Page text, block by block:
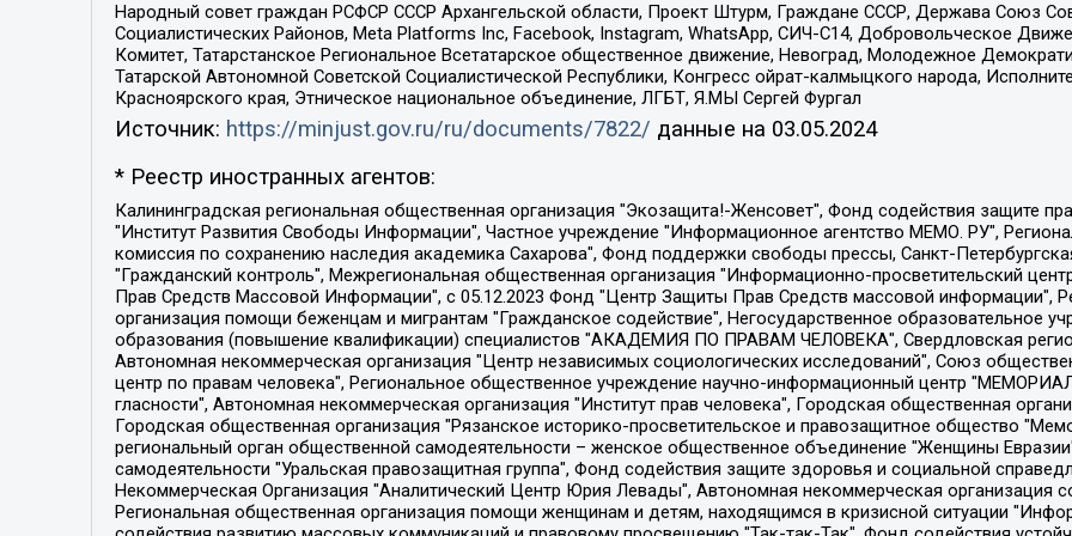
Народный совет граждан РСФСР СССР Архангельской области, Проект Штурм, Граждане СССР, Держава Союз
Социалистических Районов, Meta Platforms Inc, Facebook, Instagram, WhatsApp, СИЧ-С14, Добровольческое
Комитет, Татарстанское Региональное Всетатарское общественное движение, Невоград, Молодежное
Татарской Автономной Советской Социалистической Республики, Конгресс ойрат-калмыцкого народа,
Красноярского края, Этническое национальное объединение, ЛГБТ, Я.МЫ Сергей Фургал
Источник: https://minjust.gov.ru/ru/documents/7822/ данные на 03.05.2024
* Реестр иностранных агентов:
Калининградская региональная общественная организация "Экозащита!-Женсовет", Фонд содействия защите прав и свобод граждан "Общественный вердикт", Фонд "Институт Развития Свободы Информации", Частное учреждение "Информационное агентство МЕМО. РУ", Региональная общественная организация "Общественная комиссия по сохранению наследия академика Сахарова", Фонд поддержки свободы прессы, Санкт-Петербургская общественная правозащитная организация "Гражданский контроль", Межрегиональная общественная организация "Информационно-просветительский центр "Мемориал", Региональный Фонд "Центр Защиты Прав Средств Массовой Информации", с 05.12.2023 Фонд "Центр Защиты Прав Средств массовой информации", Региональная общественная благотворительная организация помощи беженцам и мигрантам "Гражданское содействие", Негосударственное образовательное учреждение дополнительного профессионального образования (повышение квалификации) специалистов "АКАДЕМИЯ ПО ПРАВАМ ЧЕЛОВЕКА", Свердловская региональная общественная организация "Сутяжник", Автономная некоммерческая организация "Центр независимых социологических исследований", Союз общественных объединений "Российский исследовательский центр по правам человека", Региональное общественное учреждение научно-информационный центр "МЕМОРИАЛ", Некоммерческая организация "Фонд защиты гласности", Автономная некоммерческая организация "Институт прав человека", Городская общественная организация "Екатеринбургское общество "МЕМОРИАЛ", Городская общественная организация "Рязанское историко-просветительское и правозащитное общество "Мемориал" (Рязанский Мемориал), Челябинский региональный орган общественной самодеятельности – женское общественное объединение "Женщины Евразии", Челябинский региональный орган общественной самодеятельности "Уральская правозащитная группа", Фонд содействия защите здоровья и социальной справедливости имени Андрея Рылькова, Автономная Некоммерческая Организация "Аналитический Центр Юрия Левады", Автономная некоммерческая организация социальной поддержки населения "Проект Апрель", Региональная общественная организация помощи женщинам и детям, находящимся в кризисной ситуации "Информационно-методический центр "Анна", Фонд содействия развитию массовых коммуникаций и правовому просвещению "Так-так-Так", Фонд содействия устойчивому развитию "Серебряная тайга", Свердловский региональный общественный фонд социальных проектов "Новое время", "Idel.Реалии", Кавказ.Реалии, Крым.Реалии, Телеканал Настоящее Время, Татаро-башкирская служба Радио Свобода (Azatliq Radiosi), Радио Свободная Европа/Радио Свобода (PCE/PC), "Сибирь.Реалии", "Фактограф", Благотворительный фонд помощи осужденным и их семьям, Автономная некоммерческая организация "Институт глобализации и социальных движений", Фонд "В защиту прав заключенных", Частное учреждение "Центр поддержки и содействия развитию средств массовой информации", Пензенский региональный общественный благотворительный фонд "Гражданский союз", "Север.Реалии", Некоммерческая организация Фонд "Правовая инициатива", Общество с ограниченной ответственностью "Радио Свободная Европа/Радио Свобода", Чешское информационное агентство "MEDIUM-ORIENT", Красноярская региональная общественная организация "Мы против СПИДа", Камалягин Денис Николаевич, Маркелов Сергей Евгеньевич, Пономарев Лев Александрович, Савицкая Людмила Алексеевна, Автономная некоммерческая организация "Центр по работе с проблемой насилия "НАСИЛИЮ.НЕТ", Межрегиональный профессиональный союз работников здравоохранения "Альянс врачей", Юридическое лицо, зарегистрированное в Латвийской Республике, SIA "Medusa Project" (регистрационный номер 40103797863, дата регистрации 10.06.2014), Некоммерческая организация "Фонд по борьбе с коррупцией", Автономная некоммерческая организация "Институт права и публичной политики", Баданин Роман Сергеевич, Гликин Максим Александрович, Железнова Мария Михайловна, Лукьянова Юлия Сергеевна, Маетная Елизавета Витальевна, Маняхин Петр Борисович, Чуракова Ольга Владимировна, Ярош Юлия Петровна, Юридическое лицо "The Insider SIA", зарегистрированное в Риге, Латвийская Республика (дата регистрации 26.06.2015), являющееся администратором доменного имени интернет-издания "The Insider SIA", https://theins.ru, Постернак Алексей Евгеньевич, Рубин Михаил Аркадьевич, Анин Роман Александрович, Юридическое лицо Istories fonds, зарегистрированное в Латвийской Республике (регистрационный номер 50008295751, дата регистрации 24.02.2020), Великовский Дмитрий Александрович, Долинина Ирина Николаевна, Мароховская Алеся Алексеевна, Шлейнов Роман Юрьевич, Шмагун Олеся Валентиновна, Общество с ограниченной ответственностью "Альтаир 2021", Общество с ограниченной ответственностью "Вега 2021", Общество с ограниченной ответственностью "Главный редактор 2021", Общество с ограниченной ответственностью "Ромашки монолит", Важенков Артем Валерьевич, Ивановская областная общественная организация "Центр гендерных исследований", Гурман Юрий Альбертович, Медиапроект "ОВД-Инфо", Егоров Владимир Владимирович, Жилинский Владимир Александрович, Общество с ограниченной ответственностью "ЗП", Иванова София Юрьевна, Карезина Инна Павловна, Кильтау Екатерина Викторовна, Петров Алексей Викторович, Пискунов Сергей Евгеньевич, Смирнов Сергей Сергеевич, Тихонов Михаил Сергеевич, Общество с ограниченной ответственностью "ЖУРНАЛИСТ-ИНОСТРАННЫЙ АГЕНТ", Арапова Галина Юрьевна, Вольтская Татьяна Анатольевна, Американская компания "Mason G.E.S. Anonymous Foundation" (США), являющаяся владельцем интернет-издания https://mnews.world/, Компания "Stichting Bellingcat", зарегистрированная в Нидерландах (дата регистрации 11.07.2018), Захаров Андрей Вячеславович, Клепиковская Екатерина Дмитриевна, Общество с ограниченной ответственностью "МЕМО", Перл Роман Александрович, Симонов Евгений Алексеевич, Соловьева Елена Анатольевна, Сотников Даниил Владимирович, Сурначева Елизавета Дмитриевна, Автономная некоммерческая организация по защите прав человека и информированию населения "Якутия – Наше Мнение", Общество с ограниченной ответственностью "Москоу диджитал медиа", с 26.01.2023 Общество с ограниченной ответственностью "Чайка Белые сады", Ветошкина Валерия Валерьевна, Заговора Максим Александрович, Межрегиональное общественное движение "Российская ЛГБТ - сеть", Оленичев Максим Владимирович, Павлов Иван Юрьевич, Скворцова Елена Сергеевна, Общество с ограниченной ответственностью "Как бы инагент", Кочетков Игорь Викторович, Общество с ограниченной ответственностью "Честные выборы", Еланчик Олег Александрович, Общество с ограниченной ответственностью "Нобелевский призыв", Гималова Регина Эмилевна, Григорьев Андрей Валерьевич, Григорьева Алина Александровна, Ассоциация по содействию защите прав призывников, альтернативнослужащих и военнослужащих "Правозащитная группа